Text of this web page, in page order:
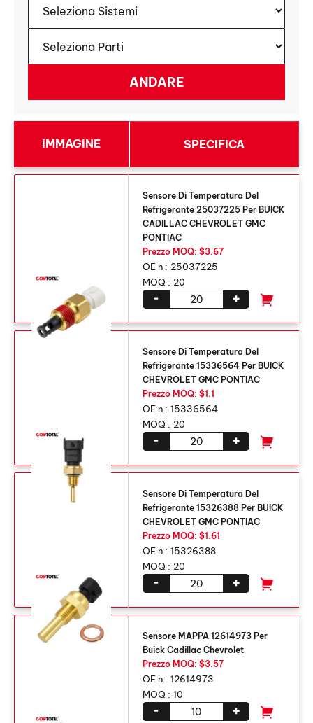
IMMAGINE SPECIFICA
Sensore Di Temperatura Del
Refrigerante 25037225 Per BUICK
CADILLAC CHEVROLET GMC
PONTIAC
Prezzo MOQ: $3.67
OE n : 25037225
MOQ : 20
+
-
Sensore Di Temperatura Del
Refrigerante 15336564 Per BUICK
CHEVROLET GMC PONTIAC
Prezzo MOQ: $1.1
OE n : 15336564
MOQ : 20
+
-
Sensore Di Temperatura Del
Refrigerante 15326388 Per BUICK
CHEVROLET GMC PONTIAC
Prezzo MOQ: $1.61
OE n : 15326388
MOQ : 20
+
-
Sensore MAPPA 12614973 Per
Buick Cadillac Chevrolet
Prezzo MOQ: $3.57
OE n : 12614973
MOQ : 10
+
-